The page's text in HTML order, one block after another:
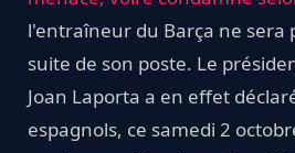
l'entraîneur du Barça ne sera
suite de son poste. Le
Joan Laporta a en effet
espagnols, ce samedi 2